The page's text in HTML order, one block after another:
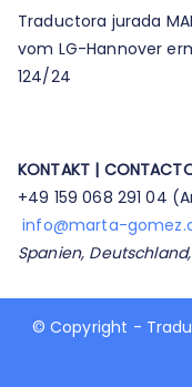
Traductora jurada
vom LG-Hannover
124/24
KONTAKT |
+49 159 068 291 04
info@marta-
​Spanien,
© Copyright -